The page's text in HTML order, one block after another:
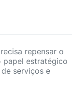
repensar o
papel estratégico
serviços e